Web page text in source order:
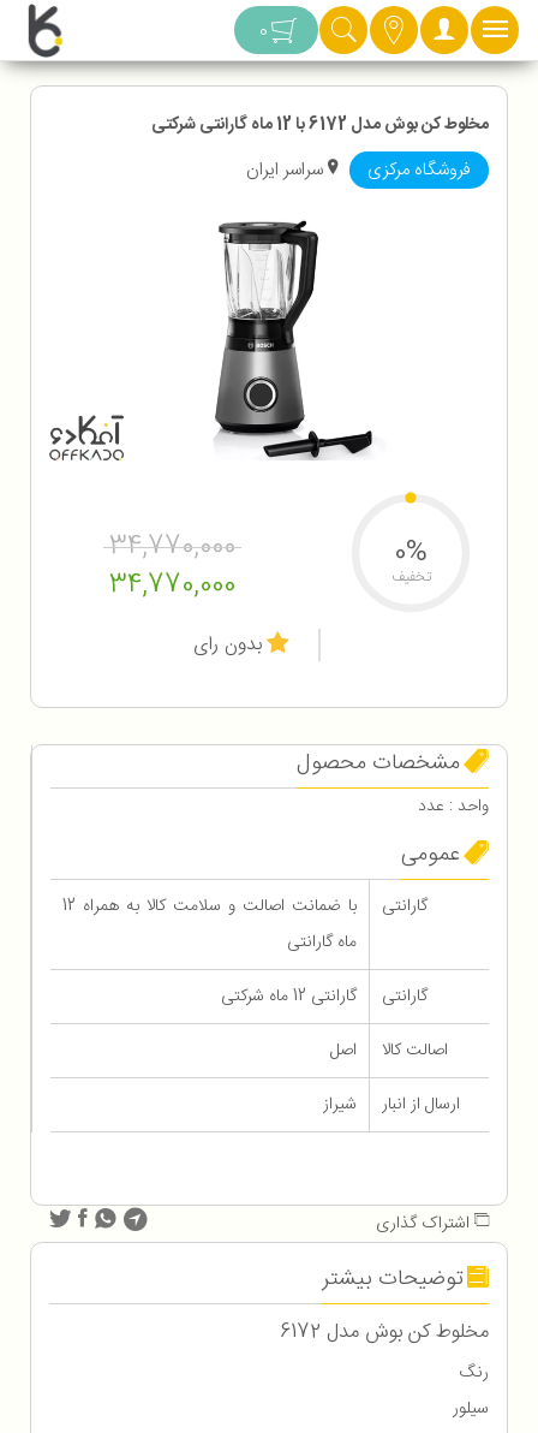
دسته بندی 0
مخلوط کن بوش مدل 6172 با 12 ماه گارانتی شرکتی
فروشگاه مرکزی سراسر ایران
34,770,000
34,770,000
0%
تخفیف
بدون رای
مشخصات محصول
واحد : عدد
عمومی
گارانتی
با ضمانت اصالت و سلامت کالا به همراه 12
ماه گارانتی
گارانتی
گارانتی 12 ماه شرکتی
اصالت کالا
اصل
ارسال از انبار
شیراز
اشتراک گذاری
توضیحات بیشتر
مخلوط کن بوش مدل 6172
رنگ
سیلور